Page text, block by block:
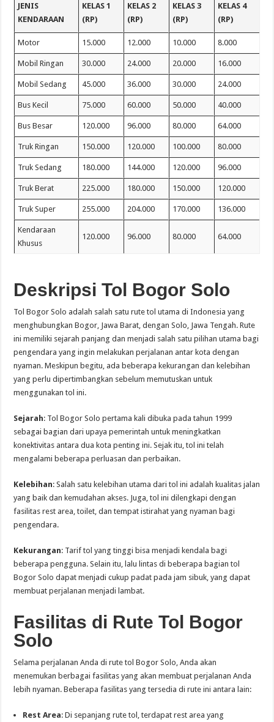
JENIS
KENDARAAN
KELAS 1
(RP)
KELAS 2
(RP)
KELAS 3
(RP)
KELAS 4
(RP)
Motor 15.000 12.000 10.000 8.000
Mobil Ringan 30.000 24.000 20.000 16.000
Mobil Sedang 45.000 36.000 30.000 24.000
Bus Kecil 75.000 60.000 50.000 40.000
Bus Besar 120.000 96.000 80.000 64.000
Truk Ringan 150.000 120.000 100.000 80.000
Truk Sedang 180.000 144.000 120.000 96.000
Truk Berat 225.000 180.000 150.000 120.000
Truk Super 255.000 204.000 170.000 136.000
Kendaraan
Khusus
120.000 96.000 80.000 64.000
Deskripsi Tol Bogor Solo
Tol Bogor Solo adalah salah satu rute tol utama di Indonesia yang
menghubungkan Bogor, Jawa Barat, dengan Solo, Jawa Tengah. Rute
ini memiliki sejarah panjang dan menjadi salah satu pilihan utama bagi
pengendara yang ingin melakukan perjalanan antar kota dengan
nyaman. Meskipun begitu, ada beberapa kekurangan dan kelebihan
yang perlu dipertimbangkan sebelum memutuskan untuk
menggunakan tol ini.
Sejarah: Tol Bogor Solo pertama kali dibuka pada tahun 1999
sebagai bagian dari upaya pemerintah untuk meningkatkan
konektivitas antara dua kota penting ini. Sejak itu, tol ini telah
mengalami beberapa perluasan dan perbaikan.
Kelebihan: Salah satu kelebihan utama dari tol ini adalah kualitas jalan
yang baik dan kemudahan akses. Juga, tol ini dilengkapi dengan
fasilitas rest area, toilet, dan tempat istirahat yang nyaman bagi
pengendara.
Kekurangan: Tarif tol yang tinggi bisa menjadi kendala bagi
beberapa pengguna. Selain itu, lalu lintas di beberapa bagian tol
Bogor Solo dapat menjadi cukup padat pada jam sibuk, yang dapat
membuat perjalanan menjadi lambat.
Fasilitas di Rute Tol Bogor
Solo
Selama perjalanan Anda di rute tol Bogor Solo, Anda akan
menemukan berbagai fasilitas yang akan membuat perjalanan Anda
lebih nyaman. Beberapa fasilitas yang tersedia di rute ini antara lain:
Rest Area: Di sepanjang rute tol, terdapat rest area yang